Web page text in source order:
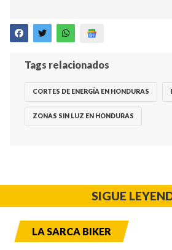
Tags relacionados
CORTES DE ENERGÍA EN HONDURAS
ZONAS SIN LUZ EN HONDURAS
SIGUE
LA SARCA BIKER